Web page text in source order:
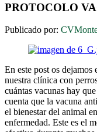
PROTOCOLO
Publicado por:
En este post os dejamos
nuestra clínica con
cuántas vacunas hay
cuenta que la vacuna
el bienestar del animal
enfermedad. Este es el